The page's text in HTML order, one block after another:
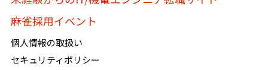
麻雀採用イベント
個人情報の取扱い
セキュリティポリシー